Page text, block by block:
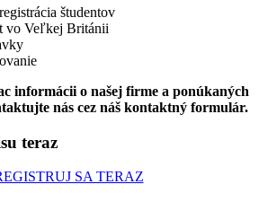
študentov
vo Veľkej Británii
informácii o našej firme a ponúkaných
nás cez náš kontaktný formulár.
teraz
SA TERAZ